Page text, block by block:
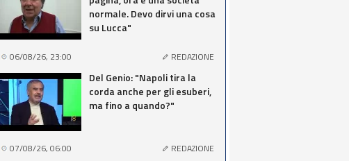
normale. Devo dirvi una cosa
su Lucca"
06/08/26, 23:00 REDAZIONE
Del Genio: "Napoli tira la
corda anche per gli esuberi,
ma fino a quando?"
07/08/26, 06:00 REDAZIONE